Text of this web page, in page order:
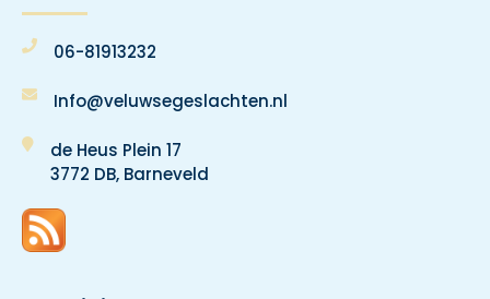
06-81913232
Info@veluwsegeslachten.nl
de Heus Plein 17
3772 DB, Barneveld